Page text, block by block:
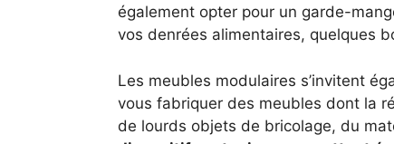
également opter pour un garde-
vos denrées alimentaires, quelques
Les meubles modulaires s’invitent
vous fabriquer des meubles dont la
de lourds objets de bricolage, du